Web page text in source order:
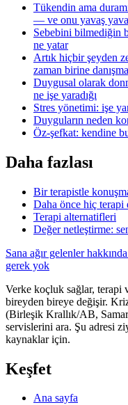
Tükendin ama
— ve onu yavaş
Sebebini bilmediğin
ne yatar
Artık hiçbir şeyden
zaman birine
Duygusal olarak
ne işe yaradığı
Stres yönetimi: işe
Duyguların neden
Öz-şefkat: kendine bu
Daha fazlası
Bir terapistle
Daha önce hiç terapi
Terapi alternatifleri
Değer netleştirme:
Sana ağır gelenler
gerek yok
Verke koçluk sağlar, terapi
bireyden bireye değişir.
(Birleşik Krallık/AB,
servislerini ara. Şu adresi
kaynaklar için.
Keşfet
Ana sayfa